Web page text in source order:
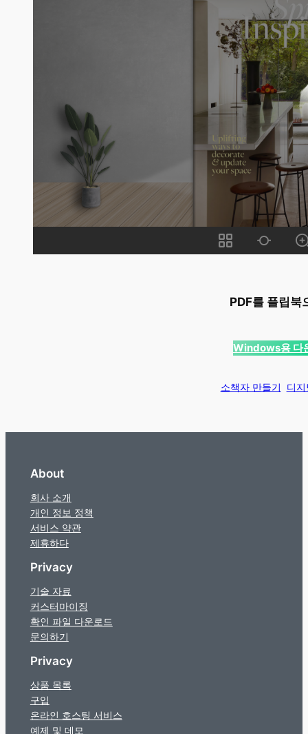
PDF를 플립북
Windows용 다
소책자 만들기 디
About
회사 소개
개인 정보 정책
서비스 약관
제휴하다
Privacy
기술 자료
커스터마이징
확인 파일 다운로드
문의하기
Privacy
상품 목록
구입
온라인 호스팅 서비스
예제 및 데모